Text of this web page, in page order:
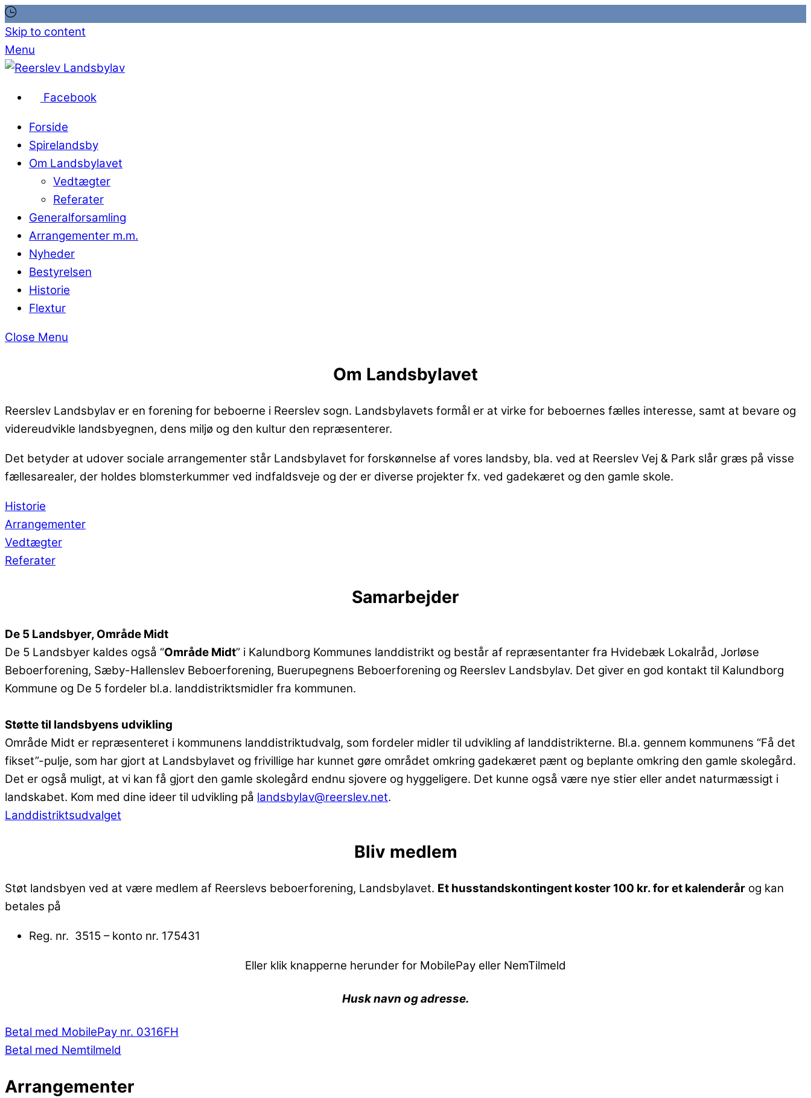
Skip to content
Menu
Facebook
Forside
Spirelandsby
Om Landsbylavet
Vedtægter
Referater
Generalforsamling
Arrangementer m.m.
Nyheder
Bestyrelsen
Historie
Flextur
Close Menu
Om Landsbylavet
Reerslev Landsbylav er en forening for beboerne i Reerslev sogn. Landsbylavets formål er at virke for beboernes fælles interesse, samt at bevare og
videreudvikle landsbyegnen, dens miljø og den kultur den repræsenterer.
Det betyder at udover sociale arrangementer står Landsbylavet for forskønnelse af vores landsby, bla. ved at Reerslev Vej & Park slår græs på visse
fællesarealer, der holdes blomsterkummer ved indfaldsveje og der er diverse projekter fx. ved gadekæret og den gamle skole.
Historie
Arrangementer
Vedtægter
Referater
Samarbejder
De 5 Landsbyer, Område Midt
De 5 Landsbyer kaldes også “Område Midt” i Kalundborg Kommunes landdistrikt og består af repræsentanter fra Hvidebæk Lokalråd, Jorløse
Beboerforening, Sæby-Hallenslev Beboerforening, Buerupegnens Beboerforening og Reerslev Landsbylav. Det giver en god kontakt til Kalundborg
Kommune og De 5 fordeler bl.a. landdistriktsmidler fra kommunen.
Støtte til landsbyens udvikling
Område Midt er repræsenteret i kommunens landdistriktudvalg, som fordeler midler til udvikling af landdistrikterne. Bl.a. gennem kommunens “Få det
fikset”-pulje, som har gjort at Landsbylavet og frivillige har kunnet gøre området omkring gadekæret pænt og beplante omkring den gamle skolegård.
Det er også muligt, at vi kan få gjort den gamle skolegård endnu sjovere og hyggeligere. Det kunne også være nye stier eller andet naturmæssigt i
landskabet. Kom med dine ideer til udvikling på landsbylav@reerslev.net.
Landdistriktsudvalget
Bliv medlem
Støt landsbyen ved at være medlem af Reerslevs beboerforening, Landsbylavet. Et husstandskontingent koster 100 kr. for et kalenderår og kan
betales på
Reg. nr. 3515 – konto nr. 175431
Eller klik knapperne herunder for MobilePay eller NemTilmeld
Husk navn og adresse.
Betal med MobilePay nr. 0316FH
Betal med Nemtilmeld
Arrangementer